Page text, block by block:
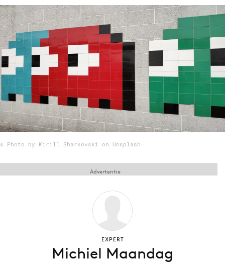
Menu
Home
9 sept: GenAI-training
12 nov: MarketingLive!
Adverteren
Events
Opleidingen
Vacatures
Academy
© Photo by Kirill Sharkovski on Unsplash
Advertentie
EXPERT
Michiel Maandag